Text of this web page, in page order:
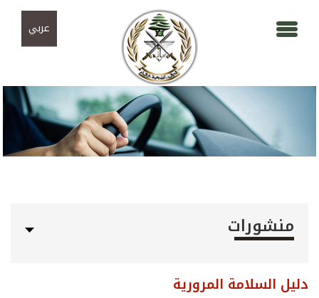
عربي
منشورات
دليل السلامة المرورية